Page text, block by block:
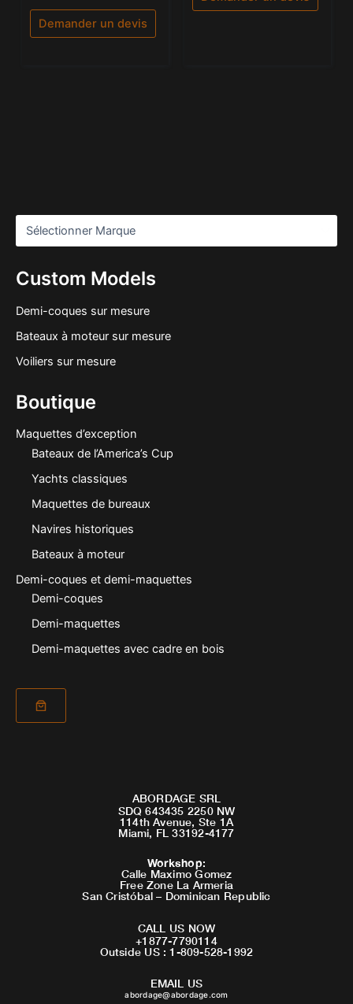
Custom Models
Demi-coques sur mesure
Bateaux à moteur sur mesure
Voiliers sur mesure
Boutique
Maquettes d’exception
Bateaux de l’America’s Cup
Yachts classiques
Maquettes de bureaux
Navires historiques
Bateaux à moteur
Demi-coques et demi-maquettes
Demi-coques
Demi-maquettes
Demi-maquettes avec cadre en bois
sur
Demander un devis
ABORDAGE SRL
SDQ 643435 2250 NW
114th Avenue, Ste 1A
Miami, FL 33192-4177
Workshop:
Calle Maximo Gomez
Free Zone La Armeria
San Cristóbal – Dominican Republic
CALL US NOW
+1877-7790114
Outside US : 1-809-528-1992
EMAIL US
abordage@abordage.com